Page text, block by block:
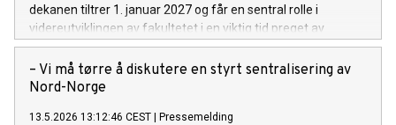
dekanen tiltrer 1. januar 2027 og får en sentral rolle i
videreutviklingen av fakultetet i en viktig tid preget av
endringer i universitets- og høyskolesektoren.
– Vi må tørre å diskutere en styrt sentralisering av
Nord-Norge
13.5.2026 13:12:46 CEST Pressemelding